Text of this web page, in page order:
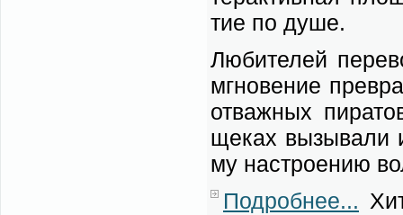
тие по ду­ше.
Лю­би­те­лей
мгно­ве­ние
от­важ­ных
ще­ках вы­зы­ва­ли
му на­стро­е­нию
Подробнее...